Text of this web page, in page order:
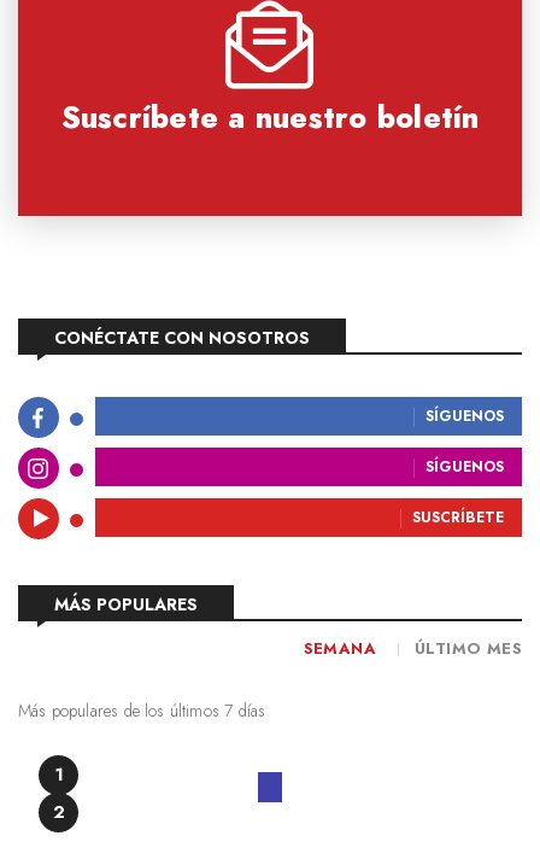
Suscríbete a nuestro boletín
CONÉCTATE CON NOSOTROS
SÍGUENOS
SÍGUENOS
SUSCRÍBETE
MÁS POPULARES
SEMANA ÚLTIMO MES
Más populares de los últimos 7 días
1
2